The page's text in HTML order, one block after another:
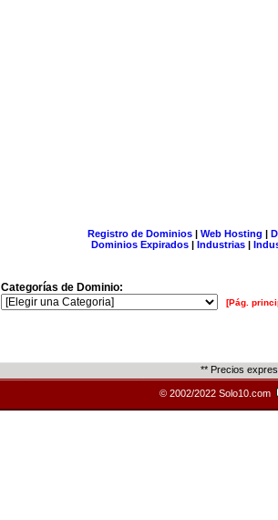
Registro de Dominios| Web Hosting |
Dominios Expirados | Industrias |
Categorías de Dominio:
[Pág.
** Precios
© 2002/2022 Solo10.com